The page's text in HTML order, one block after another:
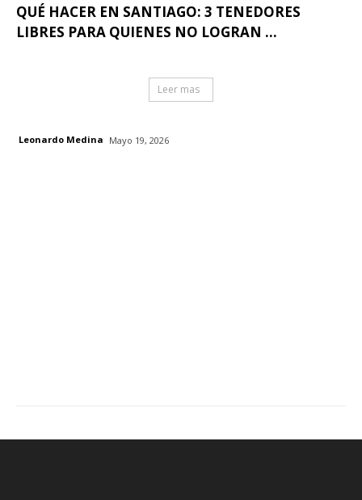
QUÉ HACER EN SANTIAGO: 3 TENEDORES
LIBRES PARA QUIENES NO LOGRAN ...
Leer mas
Leonardo Medina Mayo 19, 2026